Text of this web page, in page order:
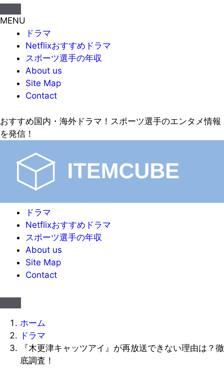
MENU
ドラマ
Netflixおすすめドラマ
スポーツ選手の年収
About us
Site Map
Contact
おすすめ国内・海外ドラマ！スポーツ選手のエンタメ情報
を発信！
ドラマ
Netflixおすすめドラマ
スポーツ選手の年収
About us
Site Map
Contact
ホーム
ドラマ
『木更津キャッツアイ』が再放送できない理由は？徹
底調査！